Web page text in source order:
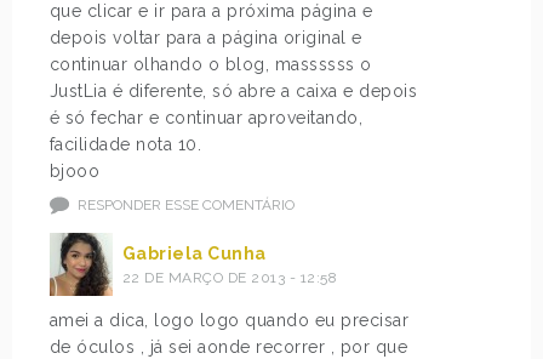
que clicar e ir para a próxima página e
depois voltar para a página original e
continuar olhando o blog, massssss o
JustLia é diferente, só abre a caixa e depois
é só fechar e continuar aproveitando,
facilidade nota 10.
bjooo
RESPONDER ESSE COMENTÁRIO
Gabriela Cunha
22 DE MARÇO DE 2013 - 12:58
amei a dica, logo logo quando eu precisar
de óculos , já sei aonde recorrer , por que